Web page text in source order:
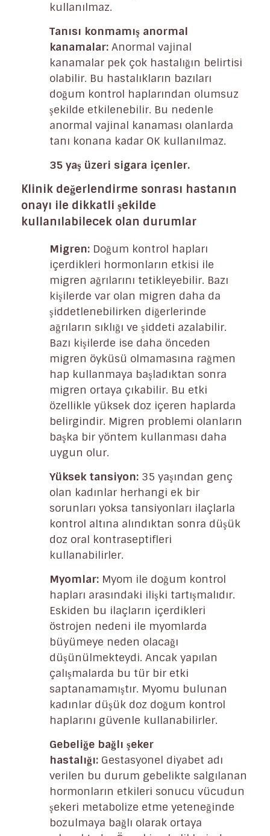
kullanılmaz.
Tanısı konmamış anormal
kanamalar: Anormal vajinal
kanamalar pek çok hastalığın belirtisi
olabilir. Bu hastalıkların bazıları
doğum kontrol haplarından olumsuz
şekilde etkilenebilir. Bu nedenle
anormal vajinal kanaması olanlarda
tanı konana kadar OK kullanılmaz.
35 yaş üzeri sigara içenler.
Klinik değerlendirme sonrası hastanın
onayı ile dikkatli şekilde
kullanılabilecek olan durumlar
Migren: Doğum kontrol hapları
içerdikleri hormonların etkisi ile
migren ağrılarını tetikleyebilir. Bazı
kişilerde var olan migren daha da
şiddetlenebilirken diğerlerinde
ağrıların sıklığı ve şiddeti azalabilir.
Bazı kişilerde ise daha önceden
migren öyküsü olmamasına rağmen
hap kullanmaya başladıktan sonra
migren ortaya çıkabilir. Bu etki
özellikle yüksek doz içeren haplarda
belirgindir. Migren problemi olanların
başka bir yöntem kullanması daha
uygun olur.
Yüksek tansiyon: 35 yaşından genç
olan kadınlar herhangi ek bir
sorunları yoksa tansiyonları ilaçlarla
kontrol altına alındıktan sonra düşük
doz oral kontraseptifleri
kullanabilirler.
Myomlar: Myom ile doğum kontrol
hapları arasındaki ilişki tartışmalıdır.
Eskiden bu ilaçların içerdikleri
östrojen nedeni ile myomlarda
büyümeye neden olacağı
düşünülmekteydi. Ancak yapılan
çalışmalarda bu tür bir etki
saptanamamıştır. Myomu bulunan
kadınlar düşük doz doğum kontrol
haplarını güvenle kullanabilirler.
Gebeliğe bağlı şeker
hastalığı: Gestasyonel diyabet adı
verilen bu durum gebelikte salgılanan
hormonların etkileri sonucu vücudun
şekeri metabolize etme yeteneğinde
bozulmaya bağlı olarak ortaya